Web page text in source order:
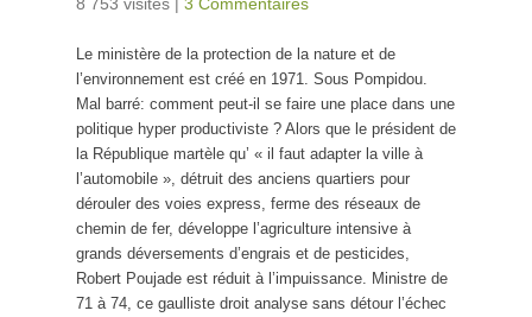
Le ministère de la protection de la nature et de
l’environnement est créé en 1971. Sous Pompidou.
Mal barré: comment peut-il se faire une place dans une
politique hyper productiviste ? Alors que le président de
la République martèle qu’ « il faut adapter la ville à
l’automobile », détruit des anciens quartiers pour
dérouler des voies express, ferme des réseaux de
chemin de fer, développe l’agriculture intensive à
grands déversements d’engrais et de pesticides,
Robert Poujade est réduit à l’impuissance. Ministre de
71 à 74, ce gaulliste droit analyse sans détour l’échec